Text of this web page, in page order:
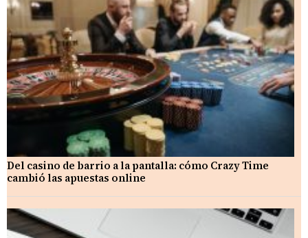
Del casino de barrio a la pantalla: cómo Crazy Time
cambió las apuestas online